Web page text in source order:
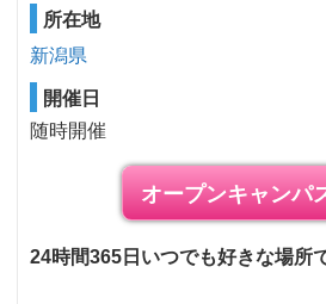
所在地
新潟県
開催日
随時開催
オープンキャンパ
24時間365日いつでも好きな場所